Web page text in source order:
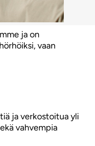
ja on
vaan
ja verkostoitua yli
vahvempia